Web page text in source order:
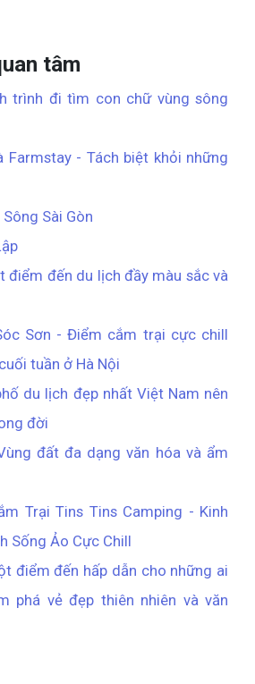
tâm
trình đi tìm con chữ vùng sông
Farmstay - Tách biệt khỏi những
Sài Gòn
điểm đến du lịch đầy màu sắc và
Sơn - Điểm cắm trại cực chill
tuần ở Hà Nội
du lịch đẹp nhất Việt Nam nên
đời
đất đa dạng văn hóa và ẩm
Trại Tins Tins Camping - Kinh
Sống Ảo Cực Chill
điểm đến hấp dẫn cho những ai
phá vẻ đẹp thiên nhiên và văn